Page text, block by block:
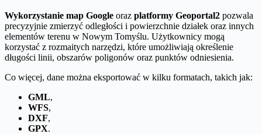
Wykorzystanie map Google oraz platformy Geoportal2 pozwala
precyzyjnie zmierzyć odległości i powierzchnie działek oraz innych
elementów terenu w Nowym Tomyślu. Użytkownicy mogą
korzystać z rozmaitych narzędzi, które umożliwiają określenie
długości linii, obszarów poligonów oraz punktów odniesienia.
Co więcej, dane można eksportować w kilku formatach, takich jak:
GML,
WFS,
DXF,
GPX.